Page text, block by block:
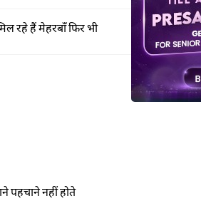
रहे हैं मेहरबाँ फिर भी
समस्त
पहचाने नहीं होते